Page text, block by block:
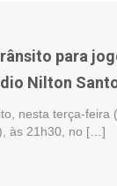
para
Nilton
nesta terça-feira
às 21h30, no […]